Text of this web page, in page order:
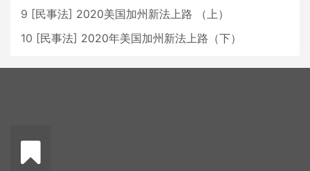
9 [民事法] 2020美国加州新法上路 （上）
10 [民事法] 2020年美国加州新法上路（下）